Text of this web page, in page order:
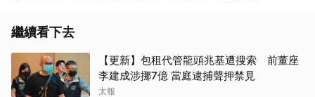
繼續看下去
【更新】包租代管龍頭兆基遭搜索 前董座
李建成涉挪7億 當庭逮捕聲押禁見
太報